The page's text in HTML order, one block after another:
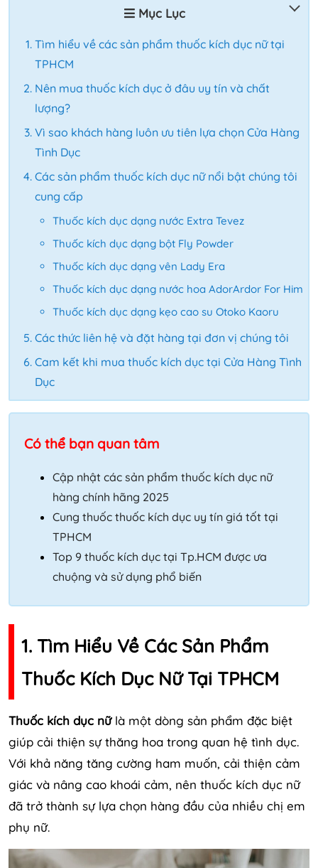
Mục Lục
Tìm hiểu về các sản phẩm thuốc kích dục nữ tại
TPHCM
Nên mua thuốc kích dục ở đâu uy tín và chất
lượng?
Vì sao khách hàng luôn ưu tiên lựa chọn Cửa Hàng
Tình Dục
Các sản phẩm thuốc kích dục nữ nổi bật chúng tôi
cung cấp
Thuốc kích dục dạng nước Extra Tevez
Thuốc kích dục dạng bột Fly Powder
Thuốc kích dục dạng vên Lady Era
Thuốc kích dục dạng nước hoa AdorArdor For Him
Thuốc kích dục dạng kẹo cao su Otoko Kaoru
Các thức liên hệ và đặt hàng tại đơn vị chúng tôi
Cam kết khi mua thuốc kích dục tại Cửa Hàng Tình
Dục
Có thể bạn quan tâm
Cập nhật các sản phẩm thuốc kích dục nữ
hàng chính hãng 2025
Cung thuốc thuốc kích dục uy tín giá tốt tại
TPHCM
Top 9 thuốc kích dục tại Tp.HCM được ưa
chuộng và sử dụng phổ biến
1. Tìm Hiểu Về Các Sản Phẩm
Thuốc Kích Dục Nữ Tại TPHCM
Thuốc kích dục nữlà một dòng sản phẩm đặc biệt
giúp cải thiện sự thăng hoa trong quan hệ tình dục.
Với khả năng tăng cường ham muốn, cải thiện cảm
giác và nâng cao khoái cảm, nên thuốc kích dục nữ
đã trở thành sự lựa chọn hàng đầu của nhiều chị em
phụ nữ.